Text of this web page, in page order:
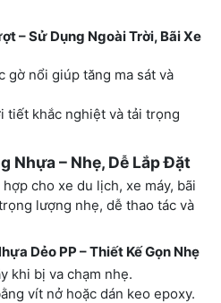
– Sử Dụng Ngoài Trời, Bãi Xe
gờ nổi giúp tăng ma sát và
tiết khắc nghiệt và tải trọng
Nhựa – Nhẹ, Dễ Lắp Đặt
cho xe du lịch, xe máy, bãi
lượng nhẹ, dễ thao tác và
Dẻo PP – Thiết Kế Gọn Nhẹ
khi bị va chạm nhẹ.
vít nở hoặc dán keo epoxy.